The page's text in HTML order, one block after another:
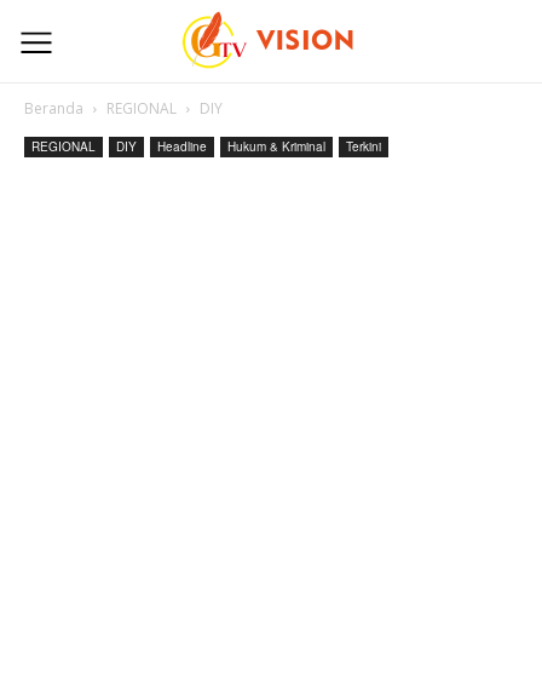
Beranda REGIONAL DIY
REGIONAL DIY Headline Hukum & Kriminal Terkini